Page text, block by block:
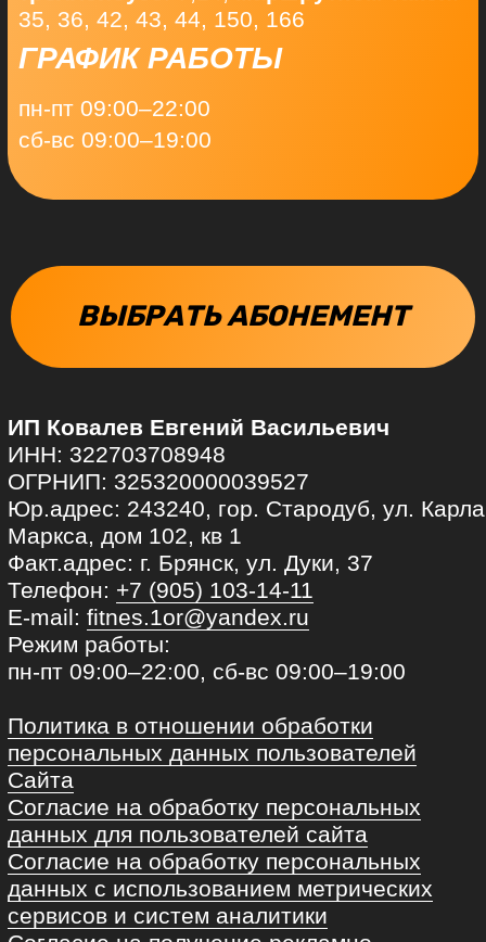
Не является публичной офертой
© 2022 Непростой Маркетинг. Все права
защищены. Копирование контента/дизайна